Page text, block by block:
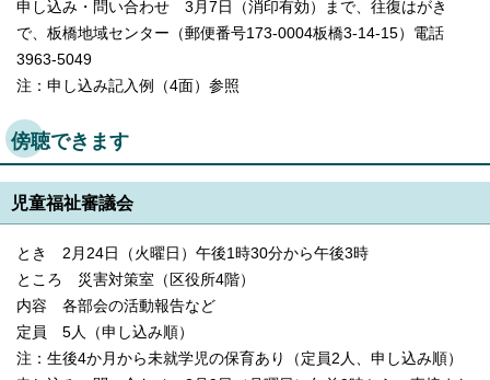
申し込み・問い合わせ 3月7日（消印有効）まで、往復はがき
で、板橋地域センター（郵便番号173-0004板橋3-14-15）電話
3963-5049
注：申し込み記入例（4面）参照
傍聴できます
児童福祉審議会
とき 2月24日（火曜日）午後1時30分から午後3時
ところ 災害対策室（区役所4階）
内容 各部会の活動報告など
定員 5人（申し込み順）
注：生後4か月から未就学児の保育あり（定員2人、申し込み順）